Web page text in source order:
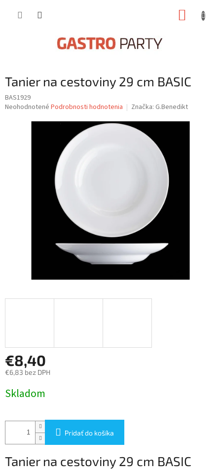
Tanier na cestoviny 29 cm BASIC
BAS1929
Priemerné
Neohodnotené Podrobnosti hodnotenia Značka: G.Benedikt
€8,40
€6,83 bez DPH
cena:
Skladom
Pridať do košíka
Tanier na cestoviny 29 cm BASIC